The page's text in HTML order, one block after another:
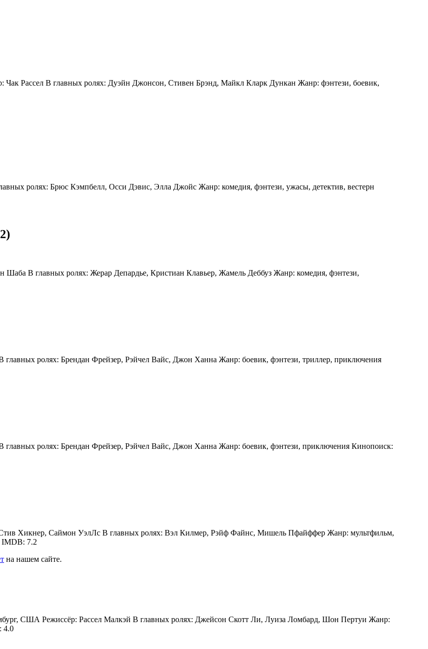
Чак Рассел В главных ролях: Дуэйн Джонсон, Стивен Брэнд, Майкл Кларк Дункан Жанр: фэнтези, боевик,
ролях: Брюс Кэмпбелл, Осси Дэвис, Элла Джойс Жанр: комедия, фэнтези, ужасы, детектив, вестерн
Шаба В главных ролях: Жерар Депардье, Кристиан Клавьер, Жамель Деббуз Жанр: комедия, фэнтези,
ролях: Брендан Фрейзер, Рэйчел Вайс, Джон Ханна Жанр: боевик, фэнтези, триллер, приключения
ролях: Брендан Фрейзер, Рэйчел Вайс, Джон Ханна Жанр: боевик, фэнтези, приключения Кинопоиск:
Хикнер, Саймон УэлЛс В главных ролях: Вэл Килмер, Рэйф Файнс, Мишель Пфайффер Жанр: мультфильм,
IMDB: 7.2
на нашем сайте.
США Режиссёр: Рассел Малкэй В главных ролях: Джейсон Скотт Ли, Луиза Ломбард, Шон Пертуи Жанр:
4.0